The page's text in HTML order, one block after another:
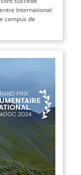
International
campus de